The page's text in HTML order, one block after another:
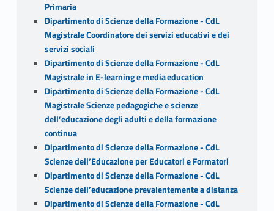
Primaria
Dipartimento di Scienze della Formazione - CdL
Magistrale Coordinatore dei servizi educativi e dei
servizi sociali
Dipartimento di Scienze della Formazione - CdL
Magistrale in E-learning e media education
Dipartimento di Scienze della Formazione - CdL
Magistrale Scienze pedagogiche e scienze
dell’educazione degli adulti e della formazione
continua
Dipartimento di Scienze della Formazione - CdL
Scienze dell’Educazione per Educatori e Formatori
Dipartimento di Scienze della Formazione - CdL
Scienze dell’educazione prevalentemente a distanza
Dipartimento di Scienze della Formazione - CdL